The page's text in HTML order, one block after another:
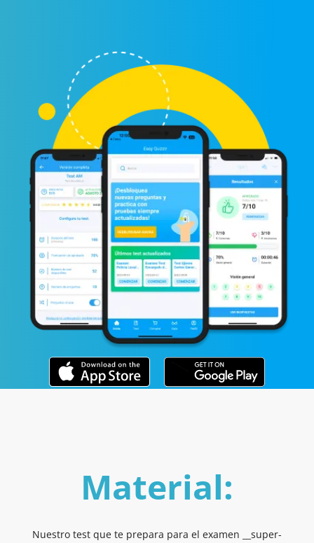
Material:
Nuestro test que te prepara para el examen __super-